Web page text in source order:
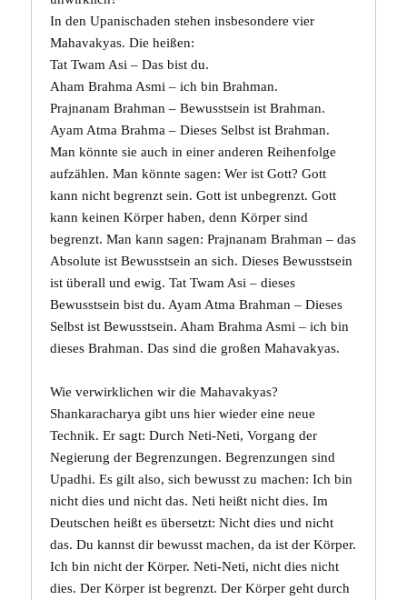
In den Upanischaden stehen insbesondere vier
Mahavakyas. Die heißen:
Tat Twam Asi – Das bist du.
Aham Brahma Asmi – ich bin Brahman.
Prajnanam Brahman – Bewusstsein ist Brahman.
Ayam Atma Brahma – Dieses Selbst ist Brahman.
Man könnte sie auch in einer anderen Reihenfolge
aufzählen. Man könnte sagen: Wer ist Gott? Gott
kann nicht begrenzt sein. Gott ist unbegrenzt.Gott
kann keinen Körper haben, denn Körper sind
begrenzt. Man kann sagen: Prajnanam Brahman – das
Absolute ist Bewusstsein an sich. Dieses Bewusstsein
ist überall und ewig. Tat Twam Asi – dieses
Bewusstsein bist du. Ayam Atma Brahman – Dieses
Selbst ist Bewusstsein. Aham Brahma Asmi – ich bin
dieses Brahman. Das sind die großen Mahavakyas.
Wie verwirklichen wir die Mahavakyas?
Shankaracharya gibt uns hier wieder eine neue
Technik. Er sagt: DurchNeti-Neti, Vorgang der
Negierung der Begrenzungen. Begrenzungen sind
Upadhi. Es gilt also, sich bewusst zu machen: Ich bin
nicht dies und nicht das. Neti heißt nicht dies. Im
Deutschen heißt es übersetzt: Nicht dies und nicht
das. Du kannst dir bewusst machen, da ist der Körper.
Ich bin nicht derKörper. Neti-Neti, nicht dies nicht
dies. Der Körper ist begrenzt. Der Körper geht durch